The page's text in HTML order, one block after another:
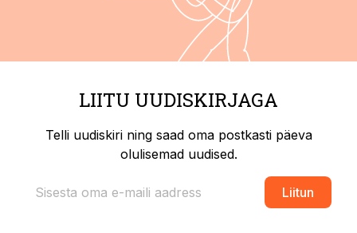
LIITU UUDISKIRJAGA
Telli uudiskiri ning saad oma postkasti päeva
olulisemad uudised.
Liitun